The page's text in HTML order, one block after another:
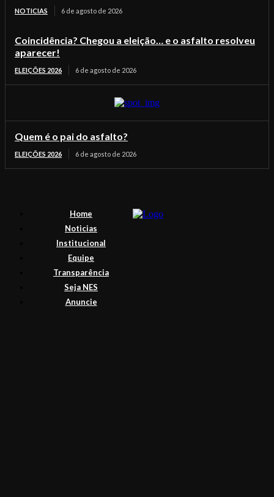
NOTICIAS 6 de agosto de 2026
Coincidência? Chegou a eleição… e o asfalto resolveu
aparecer!
ELEIÇÕES 2026 6 de agosto de 2026
Quem é o pai do asfalto?
ELEIÇÕES 2026 6 de agosto de 2026
Home
Noticias
Institucional
Equipe
Transparência
Seja NES
Anuncie